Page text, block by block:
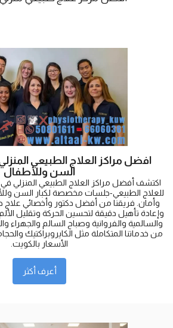
افضل مراكز العلاج الطبيعي
السن وللأطفال
اكتشف أفضل مراكز العلاج الطبيعي المنزلي
للعلاج الطبيعي-جلسات مخصصة لكبار السن
وأمان. فريقنا من أفضل دكتور وأخصائي
وإعادة تأهيل دقيقة لتحسين الحركة وتقليل
والسالمية والفروانية وصباح السالم والجهراء
من خدماتنا المتكاملة مثل الكايروبراكتيك
الأسعار بالكويت.
أعرف أكثر